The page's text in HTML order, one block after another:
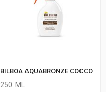
BILBOA AQUABRONZE COCCO
250 ML